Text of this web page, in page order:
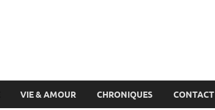
VIE & AMOUR CHRONIQUES CONTACT